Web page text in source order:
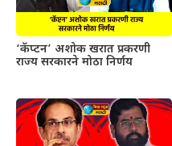
‘कॅप्टन’ अशोक खरात प्रकरणी
राज्य सरकारने मोठा निर्णय